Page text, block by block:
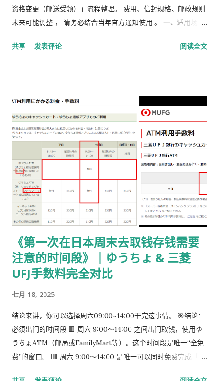
资格变更（邮送受领）」流程整理。 费用、信封规格、邮政规则
未来可能调整 ， 请务必结合当年官方通知使用 。 一、适用场景
完了，请邮寄材料 」的邮件 选择 邮送方式领取新在留卡 需要自
载 PDF（不是费用说明页） 👉
https://www.moj.go.jp/isa/content/930002833.pdf 打印后
填写： 右上角： 申请受理编号 右下角： 本人姓名 在指定的「収
入印紙贴付栏」内： 贴 5,500 日元的收入印纸 可以是 两张或多
张 不重叠、不消印 📌 5,500 日元适用于： 2025 年 4 月 1 日以
后提交的在留期间更新 / 资格变更申请 ② 准备回邮用【レター
パック】 可以使用： 青色：レターパックライト（430 日元）
或红色：レターパックプラス（更稳，但非强制） 回邮用 レター
パック： 提前写好“收件人地址” 可写：本人住址 或 公司地址 不
要封口 可 对折一次 （标准做法） 📌 官方邮件只写「レターパッ
ク」， 没有指定必须 Plus，也没有写必须本人签收 。 ③ 用【简
易书留】寄给入管 把以下 3 样东西一起放入一个 A4 用信封 ：
手数料纳付书（已贴印纸） 当前持有的在留卡 正本 回邮用 レタ
ーパック（对折） 信封要求： 角2 或 角4 都可以 两者都能放 A4
入管、邮局 没有尺寸指定 用你手上的那个即可 到邮局柜台说一
件人（左上或背面）： 可以写 本人住址 也可以写 公司地址 只要
共享 发表评论 阅读全文
《第一次在日本周末去取钱存钱需要
注意的时间段》｜ゆうちょ & 三菱
UFJ手数料完全对比
七月 18, 2025
结论来讲，你可以选择周六09:00~14:00干完这事情。 🎯结论：
必须出门的时间段 🟥 周六 9:00～14:00 之间出门取钱，使用ゆ
うちょATM（邮局或FamilyMart等）。这个时间段是唯一“全免
费”的窗口。 🟥 周六 9:00～14:00 是唯一可以同时免费完成「三